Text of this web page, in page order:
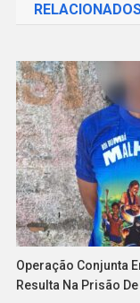
Post
Operação Conjunta
Resulta Na Prisão